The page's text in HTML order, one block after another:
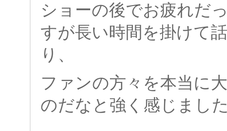
ショーの後でお疲れだ
すが長い時間を掛けて
り、
ファンの方々を本当に
のだなと強く感じまし